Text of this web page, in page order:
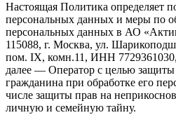
Настоящая Политика определяет
персональных данных и меры по
персональных данных в АО
115088, г. Москва, ул.
пом. IX, комн.11, ИНН
далее — Оператор с целью защиты
гражданина при обработке его
числе защиты прав на
личную и семейную тайну.